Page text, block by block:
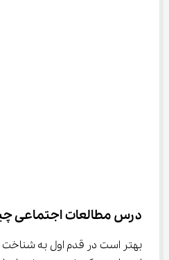
درس مطالعات اجتماعی
بهتر است در قدم اول به